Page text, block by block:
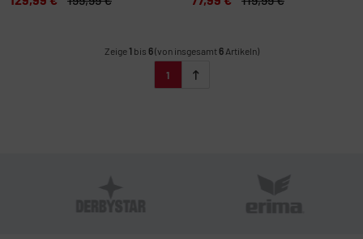
Zeige1bis 6(von insgesamt6Artikeln)
1